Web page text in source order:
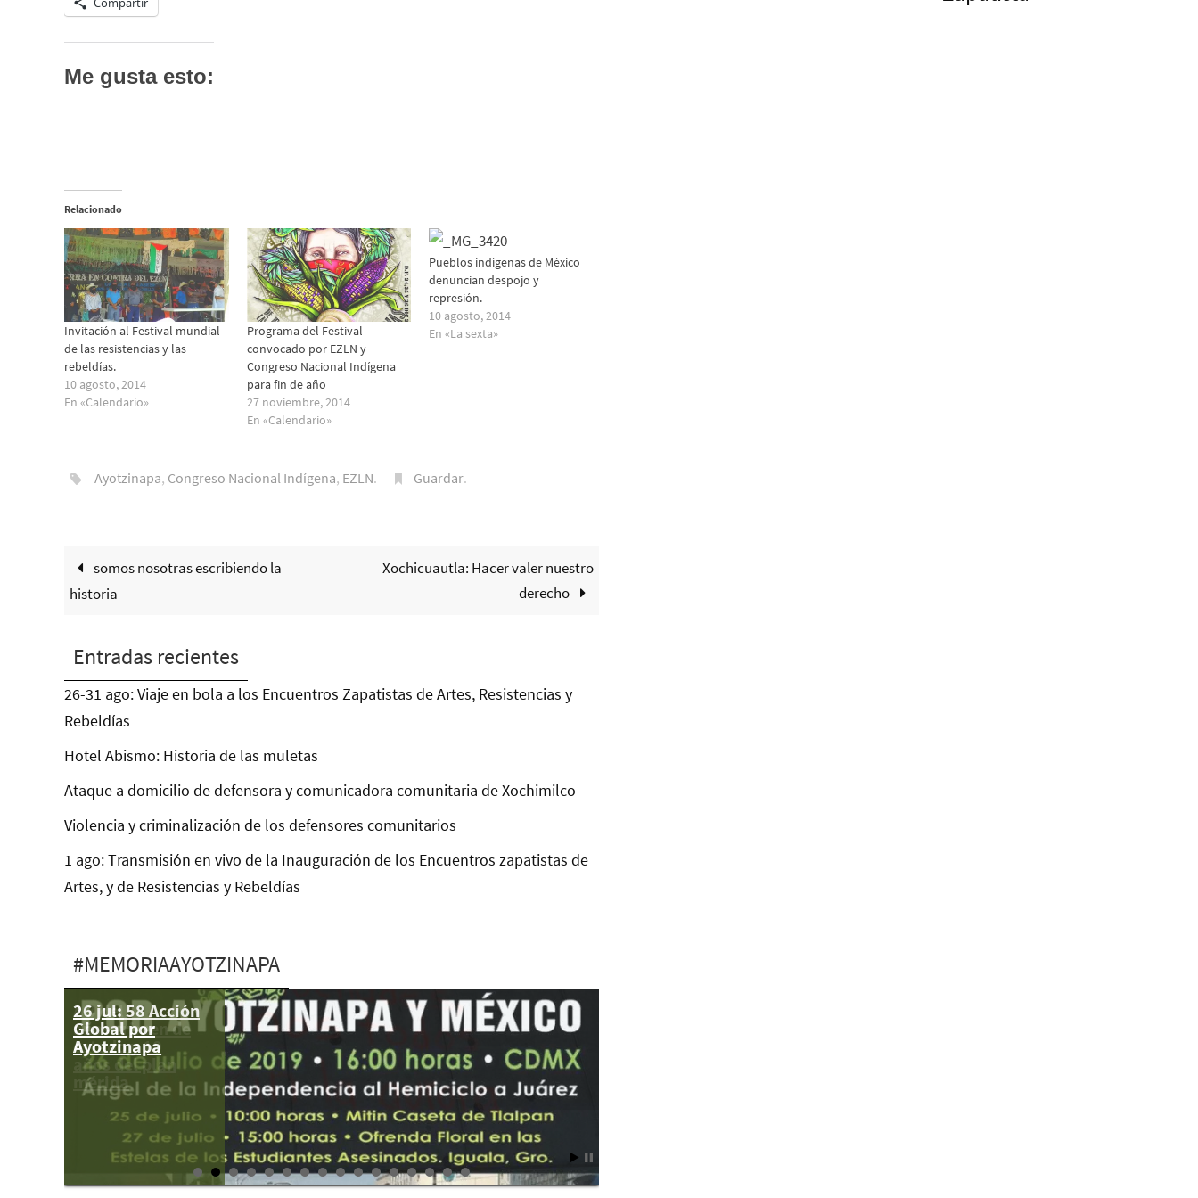
Me gusta esto:
Relacionado
Invitación al Festival mundial
de las resistencias y las
rebeldías.
10 agosto, 2014
En «Calendario»
Programa del Festival
convocado por EZLN y
Congreso Nacional Indígena
para fin de año
27 noviembre, 2014
En «Calendario»
Pueblos indígenas de México
denuncian despojo y
represión.
10 agosto, 2014
En «La sexta»
Ayotzinapa, Congreso Nacional Indígena, EZLN. Guardar.
somos nosotras escribiendo la
historia
Xochicuautla: Hacer valer nuestro
derecho
Entradas recientes
26-31 ago: Viaje en bola a los Encuentros Zapatistas de Artes, Resistencias y
Rebeldías
Hotel Abismo: Historia de las muletas
Ataque a domicilio de defensora y comunicadora comunitaria de Xochimilco
Violencia y criminalización de los defensores comunitarios
1 ago: Transmisión en vivo de la Inauguración de los Encuentros zapatistas de
Artes, y de Resistencias y Rebeldías
#MEMORIAAYOTZINAPA
26 jul: 58 Acción
Global por
Ayotzinapa
A 3 del
años crimen de
estado y 10
años del plan
mérida